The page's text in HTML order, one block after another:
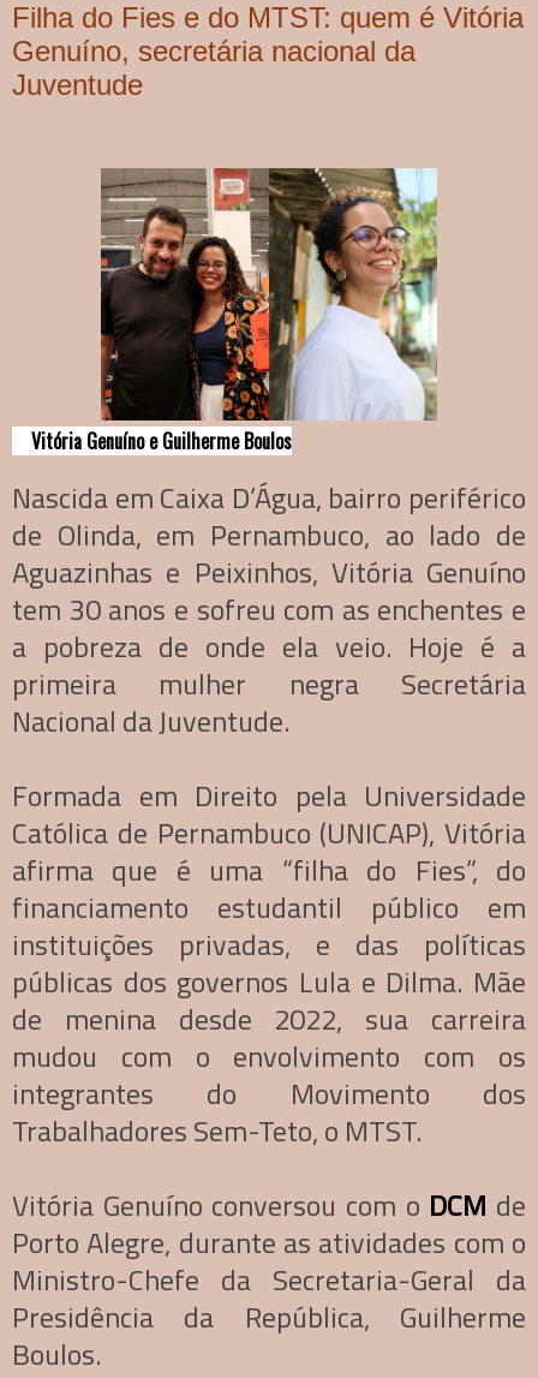
Filha do Fies e do MTST: quem é Vitória
Genuíno, secretária nacional da
Juventude
Vitória Genuíno e Guilherme Boulos
Nascida em Caixa D’Água, bairro periférico
de Olinda, em Pernambuco, ao lado de
Aguazinhas e Peixinhos, Vitória Genuíno
tem 30 anos e sofreu com as enchentes e
a pobreza de onde ela veio. Hoje é a
primeira mulher negra Secretária
Nacional da Juventude.
Formada em Direito pela Universidade
Católica de Pernambuco (UNICAP), Vitória
afirma que é uma “filha do Fies”, do
financiamento estudantil público em
instituições privadas, e das políticas
públicas dos governos Lula e Dilma. Mãe
de menina desde 2022, sua carreira
mudou com o envolvimento com os
integrantes do Movimento dos
Trabalhadores Sem-Teto, o MTST.
Vitória Genuíno conversou com o DCM de
Porto Alegre, durante as atividades com o
Ministro-Chefe da Secretaria-Geral da
Presidência da República, Guilherme
Boulos.